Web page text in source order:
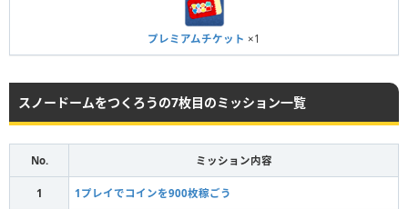
プレミアムチケット ×1
スノードームをつくろうの7枚目のミッション一覧
No. ミッション内容
1 1プレイでコインを900枚稼ごう